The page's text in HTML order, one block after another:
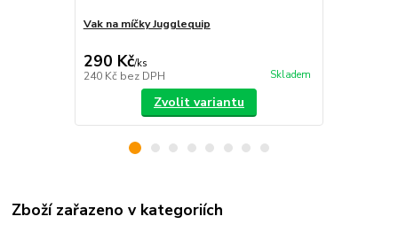
Vak na míčky Jugglequip
290 Kč/ks
240 Kč bez DPH Skladem
Zvolit variantu
Zboží zařazeno v kategoriích